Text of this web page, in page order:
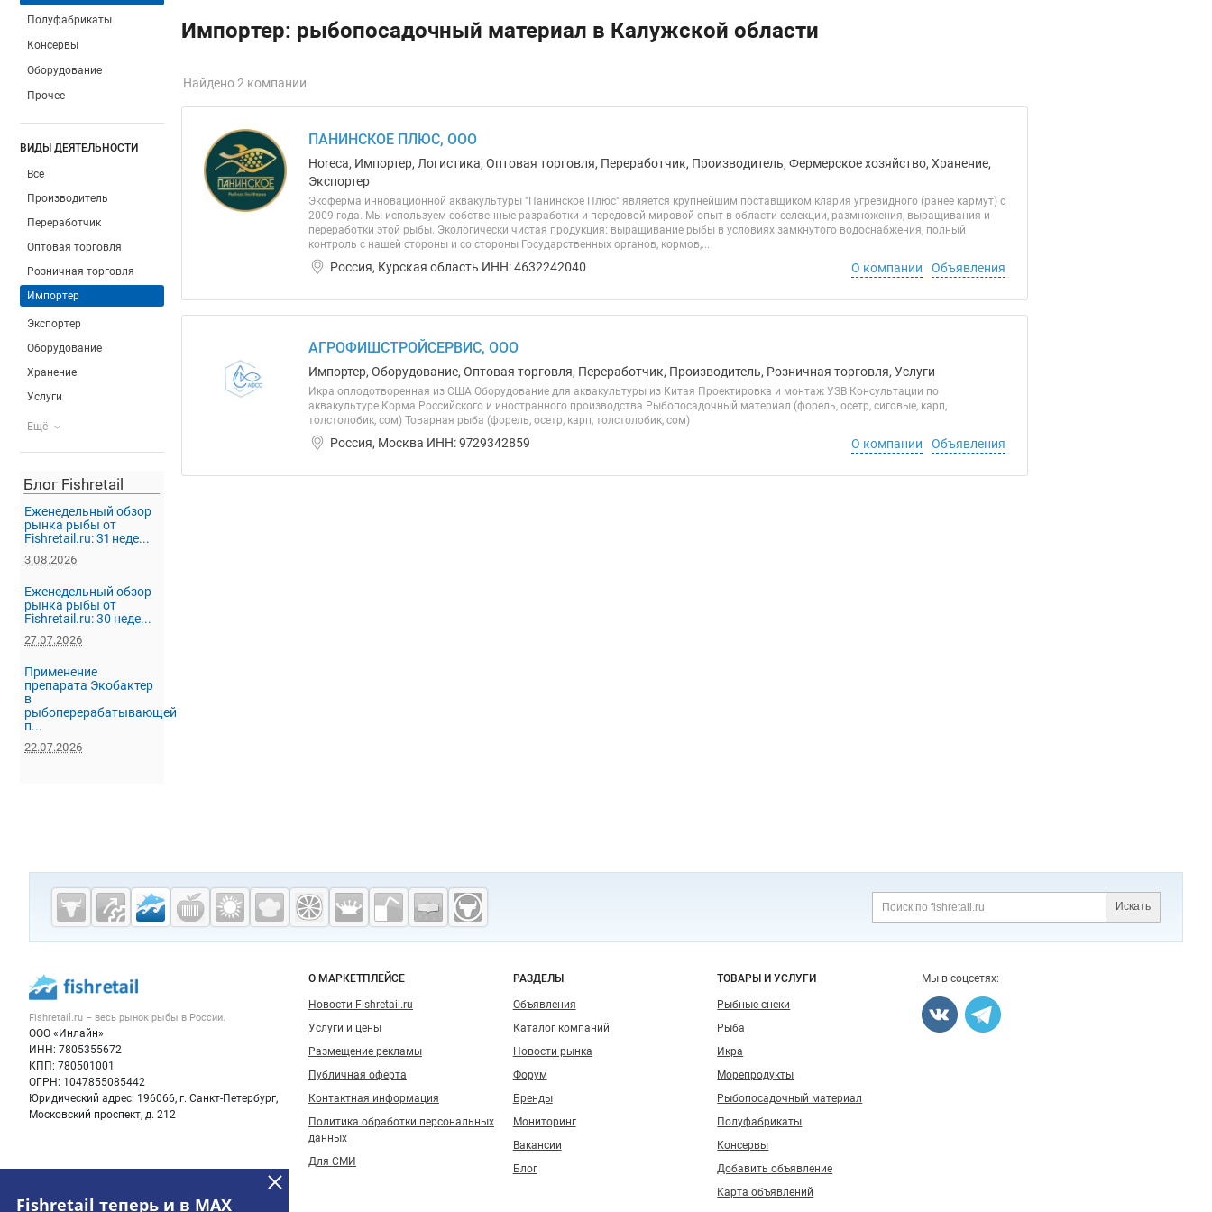
Полуфабрикаты
Консервы
Оборудование
Прочее
ВИДЫ ДЕЯТЕЛЬНОСТИ
Все
Производитель
Переработчик
Оптовая торговля
Розничная торговля
Импортер
Экспортер
Оборудование
Хранение
Услуги
Ещё
Блог Fishretail
Еженедельный обзор
рынка рыбы от
Fishretail.ru: 31 неде...
3.08.2026
Еженедельный обзор
рынка рыбы от
Fishretail.ru: 30 неде...
27.07.2026
Применение
препарата Экобактер
в
рыбоперерабатывающей
п...
22.07.2026
Импортер: рыбопосадочный материал в Калужской области
Найдено 2 компании
ПАНИНСКОЕ ПЛЮС, ООО
Horeca, Импортер, Логистика, Оптовая торговля, Переработчик, Производитель, Фермерское хозяйство, Хранение,
Экспортер
Экоферма инновационной аквакультуры "Панинское Плюс" является крупнейшим поставщиком клария угревидного (ранее кармут) с
2009 года. Мы используем собственные разработки и передовой мировой опыт в области селекции, размножения, выращивания и
переработки этой рыбы. Экологически чистая продукция: выращивание рыбы в условиях замкнутого водоснабжения, полный
контроль с нашей стороны и со стороны Государственных органов, кормов,...
Россия, Курская область ИНН: 4632242040 О компании Объявления
АГРОФИШСТРОЙСЕРВИС, ООО
Импортер, Оборудование, Оптовая торговля, Переработчик, Производитель, Розничная торговля, Услуги
Икра оплодотворенная из США Оборудование для аквакультуры из Китая Проектировка и монтаж УЗВ Консультации по
аквакультуре Корма Российского и иностранного производства Рыбопосадочный материал (форель, осетр, сиговые, карп,
толстолобик, сом) Товарная рыба (форель, осетр, карп, толстолобик, сом)
Россия, Москва ИНН: 9729342859 О компании Объявления
Fishretail теперь и в MAX
Дополнительная информация
Искать
Cсылки на полезные проекты
Fishretail.ru —
рыба,
Важные разделы и контакты
Fishretail.ru – весь рынок рыбы в России.
ООО «Инлайн»
ИНН: 7805355672
КПП: 780501001
ОГРН: 1047855085442
Юридический адрес: 196066, г. Санкт-Петербург,
Московский проспект, д. 212
Навигация по сайту
О МАРКЕТПЛЕЙСЕ
Новости Fishretail.ru
Услуги и цены
Размещение рекламы
Публичная оферта
Контактная информация
Политика обработки персональных
данных
Для СМИ
РАЗДЕЛЫ
Объявления
Каталог компаний
Новости рынка
Форум
Бренды
Мониторинг
Вакансии
Блог
ТОВАРЫ И УСЛУГИ
Рыбные снеки
Рыба
Икра
Морепродукты
Рыбопосадочный материал
Полуфабрикаты
Консервы
Добавить объявление
Карта объявлений
Мы в соцсетях: